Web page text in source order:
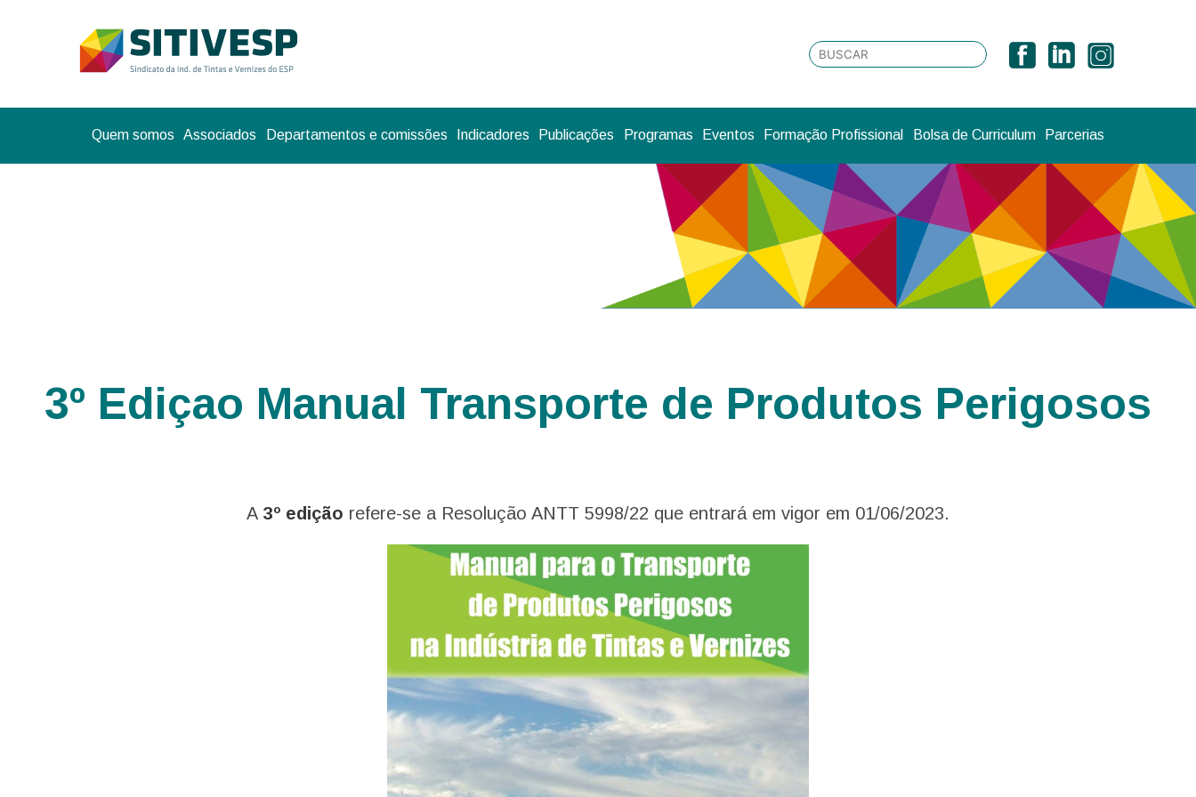
Quem somos Associados Departamentos e comissões Indicadores Publicações Programas Eventos Formação Profissional Bolsa de Curriculum Parcerias
3º Ediçao Manual Transporte de Produtos Perigosos
A 3º edição refere-se a Resolução ANTT 5998/22 que entrará em vigor em 01/06/2023.